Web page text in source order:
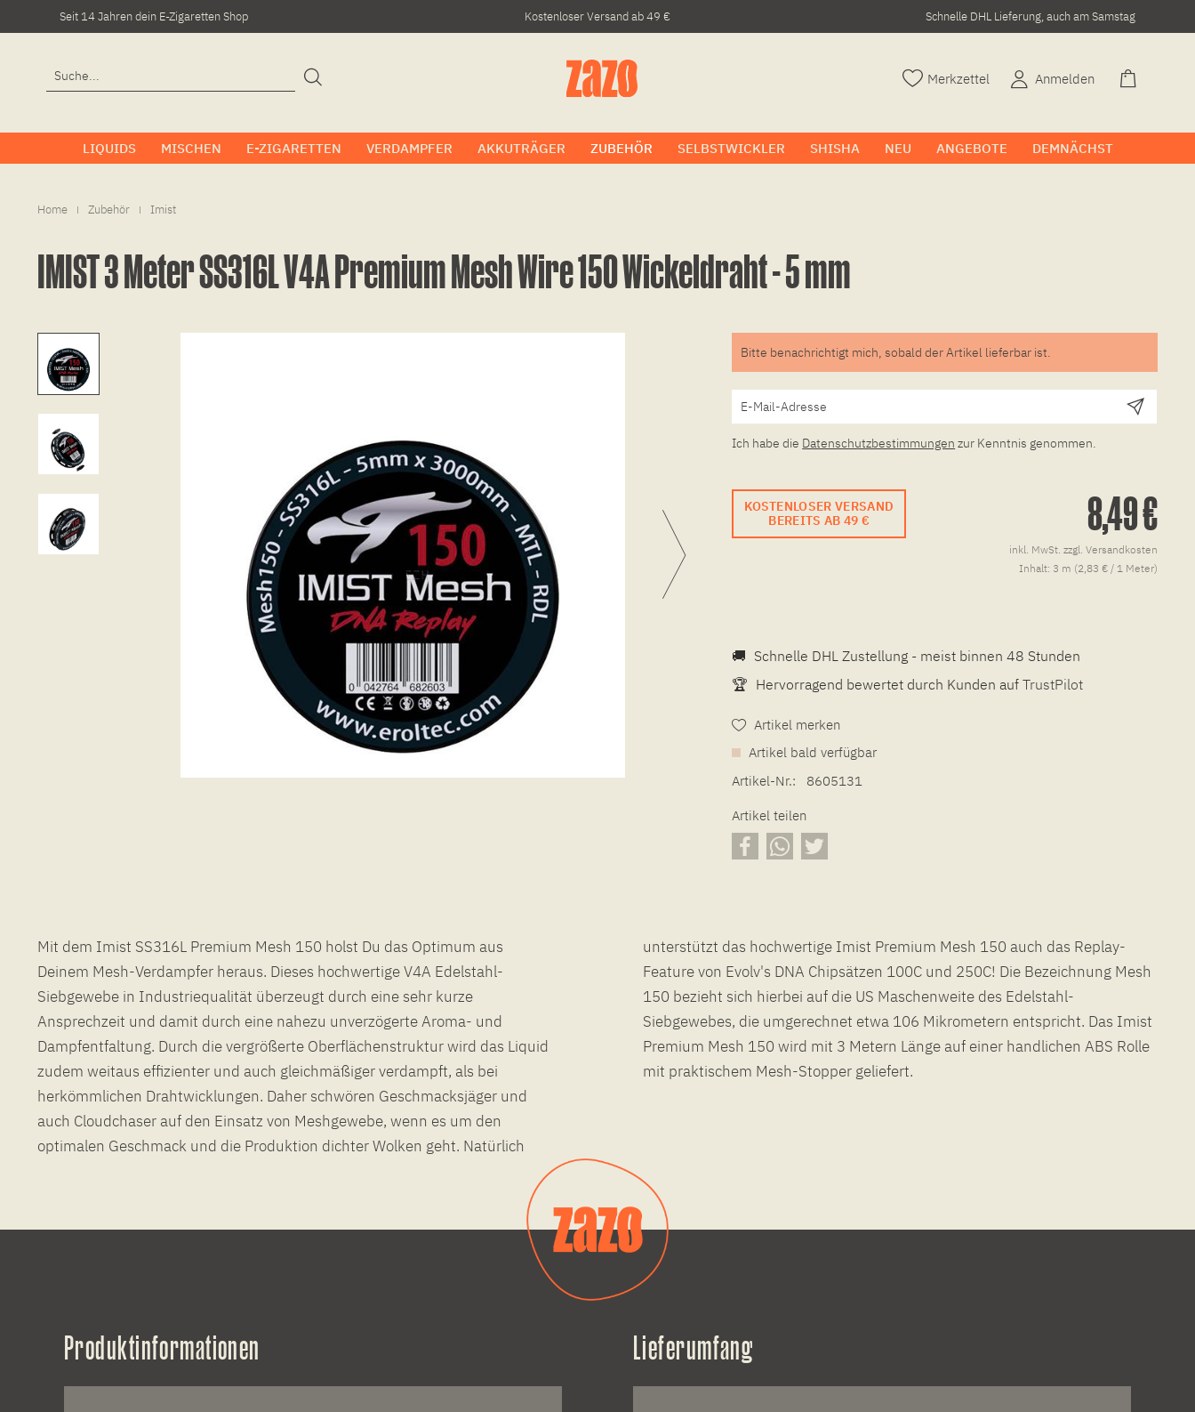
Seit 14 Jahren dein E-Zigaretten Shop Kostenloser Versand ab 49 € Schnelle DHL Lieferung, auch am Samstag
Merkzettel Anmelden
LIQUIDS MISCHEN E-ZIGARETTEN VERDAMPFER AKKUTRÄGER ZUBEHÖR SELBSTWICKLER SHISHA NEU ANGEBOTE DEMNÄCHST
Home | Zubehör | Imist
IMIST 3 Meter SS316L V4A Premium Mesh Wire 150 Wickeldraht - 5 mm
Bitte benachrichtigt mich, sobald der Artikel lieferbar ist.
Ich habe die Datenschutzbestimmungen zur Kenntnis genommen.
KOSTENLOSER VERSAND
BEREITS AB 49 €
8,49 €
inkl. MwSt. zzgl. Versandkosten
Inhalt: 3 m (2,83 € / 1 Meter)
🚚 Schnelle DHL Zustellung - meist binnen 48 Stunden
🏆 Hervorragend bewertet durch Kunden aufTrustPilot
Artikel merken
Artikel bald verfügbar
Artikel-Nr.:
8605131
Artikel teilen
Mit dem Imist SS316L Premium Mesh 150 holst Du das Optimum aus
Deinem Mesh-Verdampfer heraus. Dieses hochwertige V4A Edelstahl-
Siebgewebe in Industriequalität überzeugt durch eine sehr kurze
Ansprechzeit und damit durch eine nahezu unverzögerte Aroma- und
Dampfentfaltung. Durch die vergrößerte Oberflächenstruktur wird das Liquid
zudem weitaus effizienter und auch gleichmäßiger verdampft, als bei
herkömmlichen Drahtwicklungen. Daher schwören Geschmacksjäger und
auch Cloudchaser auf den Einsatz von Meshgewebe, wenn es um den
optimalen Geschmack und die Produktion dichter Wolken geht. Natürlich
unterstützt das hochwertige Imist Premium Mesh 150 auch das Replay-
Feature von Evolv's DNA Chipsätzen 100C und 250C! Die Bezeichnung Mesh
150 bezieht sich hierbei auf die US Maschenweite des Edelstahl-
Siebgewebes, die umgerechnet etwa 106 Mikrometern entspricht. Das Imist
Premium Mesh 150 wird mit 3 Metern Länge auf einer handlichen ABS Rolle
mit praktischem Mesh-Stopper geliefert.
Produktinformationen Lieferumfang